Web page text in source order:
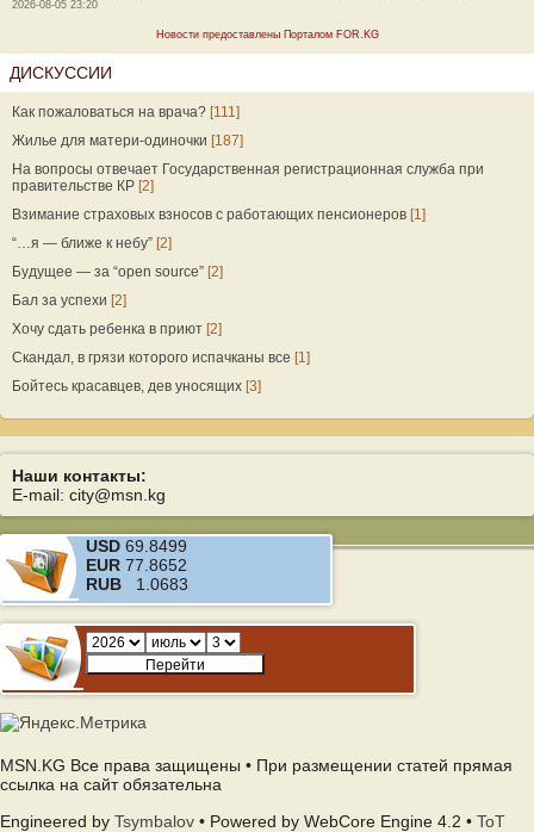
2026-08-05 23:20
Новости предоставлены Порталом FOR.KG
ДИСКУССИИ
Как пожаловаться на врача? [111]
Жилье для матери-одиночки [187]
На вопросы отвечает Государственная регистрационная служба при
правительстве КР [2]
Взимание страховых взносов с работающих пенсионеров [1]
“…я — ближе к небу” [2]
Будущее — за “open source” [2]
Бал за успехи [2]
Хочу сдать ребенка в приют [2]
Скандал, в грязи которого испачканы все [1]
Бойтесь красавцев, дев уносящих [3]
Наши контакты:
E-mail: city@msn.kg
USD 69.8499
EUR 77.8652
RUB 1.0683
MSN.KG Все права защищены • При размещении статей прямая
ссылка на сайт обязательна
Engineered by Tsymbalov • Powered by WebCore Engine 4.2 • ToT